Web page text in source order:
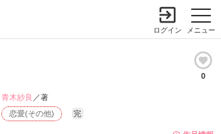
メニュー
ログイン
0
恋愛(その他) 完
青木紗良 ／著